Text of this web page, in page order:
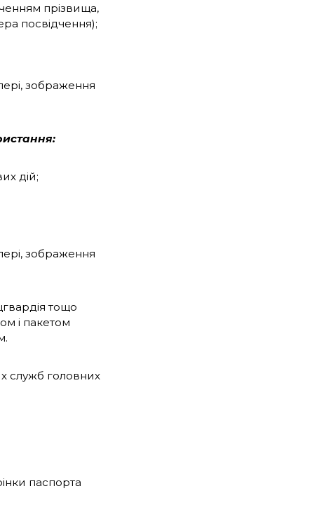
прізвища,
посвідчення);
зображення
дій;
зображення
тощо
і пакетом
служб головних
паспорта